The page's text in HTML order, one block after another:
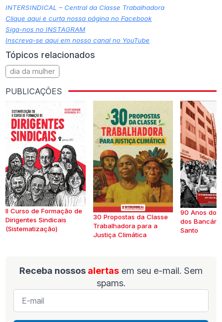
INTERSINDICAL – Central da Classe Trabalhadora
Clique aqui e curta nossa página no Facebook
Siga-nos no INSTAGRAM
Inscreva-se aqui em nosso canal no YouTube
Tópicos relacionados
dia da mulher
PUBLICAÇÕES
II Curso de Formação de
Dirigentes Sindicais
(Sistematização)
30 Propostas da Classe
Trabalhadora para a
Justiça Climática
90 Anos do
dos
Santo
Receba nossos alertas em seu e-mail. Sem
spams.
E-
mail